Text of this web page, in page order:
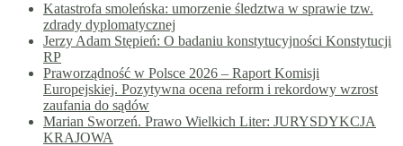
Katastrofa smoleńska: umorzenie śledztwa w sprawie tzw.
zdrady dyplomatycznej
Jerzy Adam Stępień: O badaniu konstytucyjności Konstytucji
RP
Praworządność w Polsce 2026 – Raport Komisji
Europejskiej. Pozytywna ocena reform i rekordowy wzrost
zaufania do sądów
Marian Sworzeń. Prawo Wielkich Liter: JURYSDYKCJA
KRAJOWA